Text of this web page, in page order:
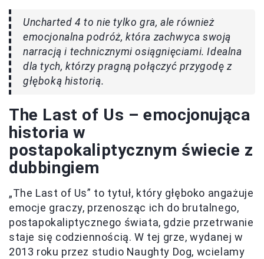
Uncharted 4 to nie tylko gra, ale również
emocjonalna podróż, która zachwyca swoją
narracją i technicznymi osiągnięciami. Idealna
dla tych, którzy pragną połączyć przygodę z
głęboką historią.
The Last of Us – emocjonująca
historia w
postapokaliptycznym świecie z
dubbingiem
„The Last of Us” to tytuł, który głęboko angażuje
emocje graczy, przenosząc ich do brutalnego,
postapokaliptycznego świata, gdzie przetrwanie
staje się codziennością. W tej grze, wydanej w
2013 roku przez studio Naughty Dog, wcielamy